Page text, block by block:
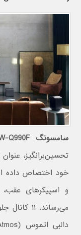
سامسونگ HW-Q990F
تحسین‌برانگیز، عنوان
خود اختصاص داده
و اسپیکرهای
دالبی اتموس (Dolby Atmos) و DTS:X و فناوری